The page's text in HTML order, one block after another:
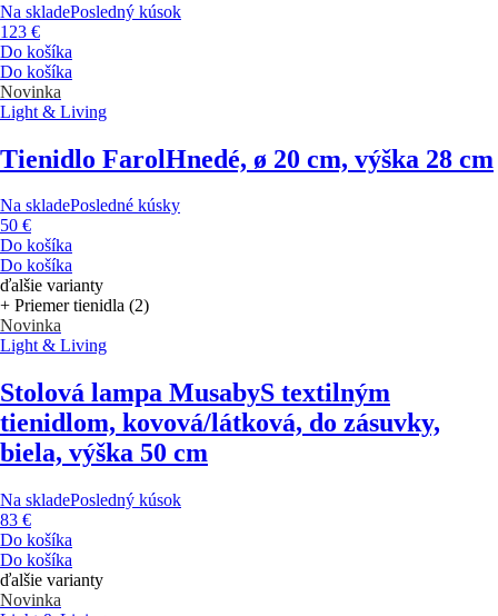
Na skladePosledný kúsok
123 €
Do košíka
Do košíka
Novinka
Light & Living
Tienidlo FarolHnedé, ø 20 cm, výška 28 cm
Na skladePosledné kúsky
50 €
Do košíka
Do košíka
ďalšie varianty
+ Priemer tienidla (2)
Novinka
Light & Living
Stolová lampa MusabyS textilným
tienidlom, kovová/látková, do zásuvky,
biela, výška 50 cm
Na skladePosledný kúsok
83 €
Do košíka
Do košíka
ďalšie varianty
Novinka